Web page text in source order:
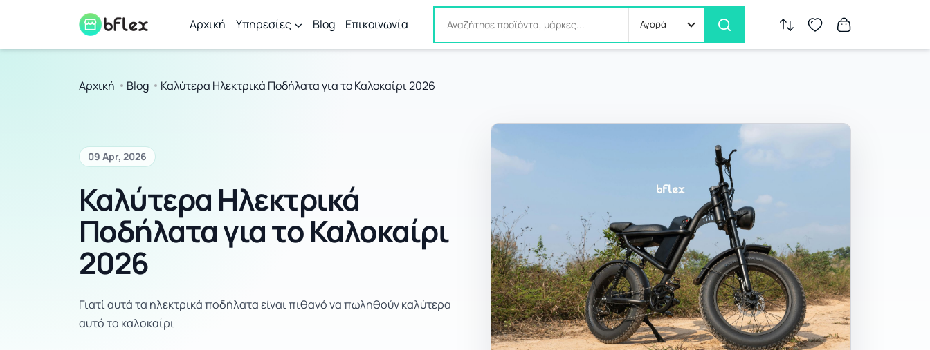
Αρχική Υπηρεσίες Blog Επικοινωνία Αγορά
Αρχική Blog Καλύτερα Ηλεκτρικά Ποδήλατα για το Καλοκαίρι 2026
09 Apr, 2026
Καλύτερα Ηλεκτρικά
Ποδήλατα για το Καλοκαίρι
2026
Γιατί αυτά τα ηλεκτρικά ποδήλατα είναι πιθανό να πωληθούν καλύτερα
αυτό το καλοκαίρι